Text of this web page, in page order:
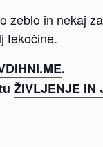
zeblo in nekaj
tekočine.
.
ŽIVLJENJE IN